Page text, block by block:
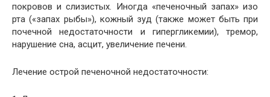
покровов и слизистых. Иногда «печеночный запах» изо
рта («запах рыбы»), кожный зуд (также может быть при
почечной недостаточности и гипергликемии), тремор,
нарушение сна, асцит, увеличение печени.
Лечение острой печеночной недостаточности: